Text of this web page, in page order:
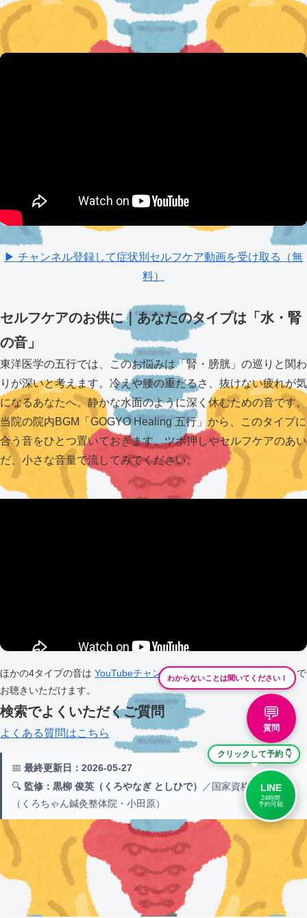
▶ チャンネル登録して症状別セルフケア動画を受け取る（無
料）
セルフケアのお供に｜あなたのタイプは「水・腎
の音」
東洋医学の五行では、このお悩みは「腎・膀胱」の巡りと関わ
りが深いと考えます。冷えや腰の重だるさ、抜けない疲れが気
になるあなたへ。静かな水面のように深く休むための音です。
当院の院内BGM「GOGYO Healing 五行」から、このタイプに
合う音をひとつ置いておきます。ツボ押しやセルフケアのあい
だ、小さな音量で流してみてください。
ほかの4タイプの音は YouTubeチャンネル「GOGYO Healing 五行」で
お聴きいただけます。
検索でよくいただくご質問
よくある質問はこちら
📅 最終更新日：2026-05-27
🔍 監修：黒柳 俊英（くろやなぎ としひで）
／国家資格 鍼灸師
（くろちゃん鍼灸整体院・小田原）
わからないことは聞いてください！
💬
質問
クリックして予約 👇
LINE
24時間
予約可能